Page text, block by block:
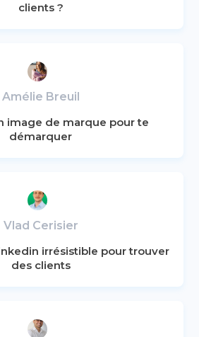
clients ?
Amélie Breuil
image de marque pour te
démarquer
Vlad Cerisier
irrésistible pour trouver
des clients